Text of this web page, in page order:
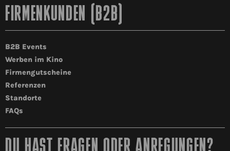
FIRMENKUNDEN (B2B)
B2B Events
Werben im Kino
Firmengutscheine
Referenzen
Standorte
FAQs